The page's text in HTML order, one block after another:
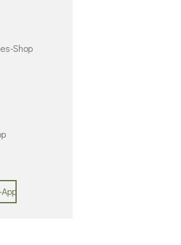
Shop